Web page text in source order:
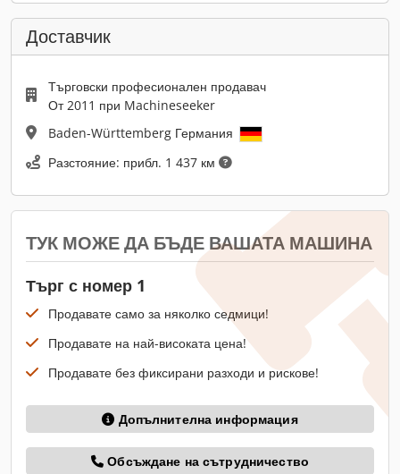
Доставчик
Търговски професионален продавач
От 2011 при Machineseeker
Baden-Württemberg Германия
Разстояние: прибл. 1 437 км
ТУК МОЖЕ ДА БЪДЕ ВАШАТА МАШИНА
Търг с номер 1
Продавате само за няколко седмици!
Продавате на най-високата цена!
Продавате без фиксирани разходи и рискове!
Допълнителна информация
Обсъждане на сътрудничество